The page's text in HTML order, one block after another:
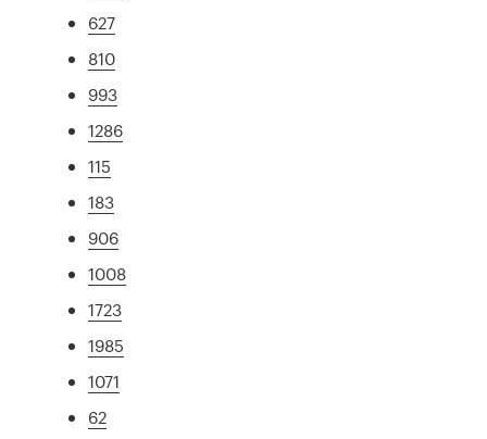
627
810
993
1286
115
183
906
1008
1723
1985
1071
62